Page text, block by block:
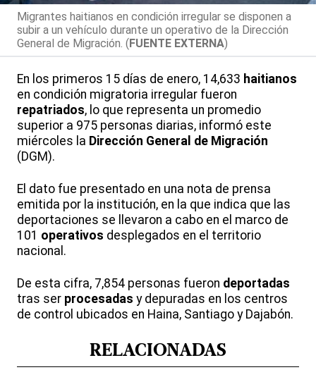
Migrantes haitianos en condición irregular se disponen a
subir a un vehículo durante un operativo de la Dirección
General de Migración. (FUENTE EXTERNA)
En los primeros 15 días de enero, 14,633 haitianos
en condición migratoria irregular fueron
repatriados, lo que representa un promedio
superior a 975 personas diarias, informó este
miércoles la Dirección General de Migración
(DGM).
El dato fue presentado en una nota de prensa
emitida por la institución, en la que indica que las
deportaciones se llevaron a cabo en el marco de
101 operativos desplegados en el territorio
nacional.
De esta cifra, 7,854 personas fueron deportadas
tras ser procesadas y depuradas en los centros
de control ubicados en Haina, Santiago y Dajabón.
RELACIONADAS